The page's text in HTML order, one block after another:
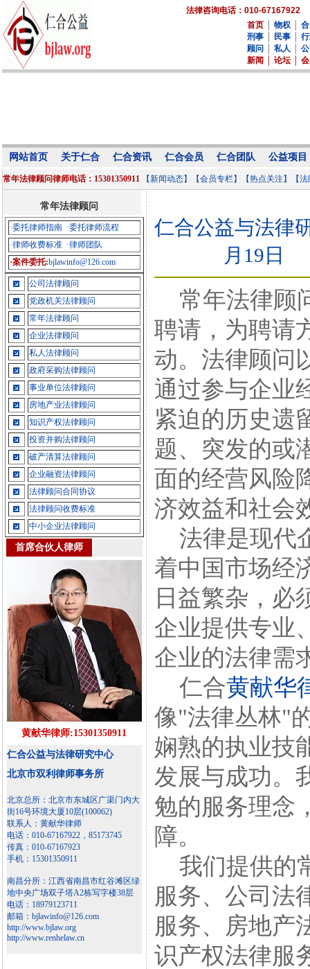
法律咨询电话：010-67167922
首页
物权
刑事
民事
顾问
私人
新闻
论坛
网站首页 关于仁合 仁合资讯 仁合会员 仁合团队 公益项目
常年法律顾问律师电话：15301350911 【新闻动态】 【会员专栏】 【热点关注】 【
常年法律顾问
·委托律师指南 ·委托律师流程
·律师收费标准 ·律师团队
·案件委托:bjlawinfo@126.com
公司法律顾问
党政机关法律顾问
常年法律顾问
企业法律顾问
私人法律顾问
政府采购法律顾问
事业单位法律顾问
房地产业法律顾问
知识产权法律顾问
投资并购法律顾问
破产清算法律顾问
企业融资法律顾问
法律顾问合同协议
法律顾问收费标准
中小企业法律顾问
首席合伙人律师
黄献华律师:15301350911
仁合公益与法律研究中心
北京市双利律师事务所
北京总所：北京市东城区广渠门内大
街16号环境大厦10层(100062)
联系人：黄献华律师
电话：010-67167922，85173745
传真：010-67167923
手机：15301350911
南昌分所：江西省南昌市红谷滩区绿
地中央广场双子塔A2栋写字楼38层
电话：18979123711
邮箱：bjlawinfo@126.com
http://www.bjlaw.org
http://www.renhelaw.cn
仁合公益与法律
月19日
常年法律顾
聘请，为聘请
动。法律顾问
通过参与企业
紧迫的历史遗
题、突发的或
面的经营风险
济效益和社会
法律是现代
着中国市场经
日益繁杂，必
企业提供专业
企业的法律需
仁合黄献华
像"法律丛林"
娴熟的执业技
发展与成功。
勉的服务理念
障。
我们提供的
服务、公司法
服务、房地产
识产权法律服